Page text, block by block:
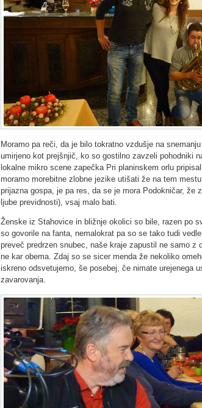
Moramo pa reči, da je bilo tokratno vzdušje na
umirjeno kot prejšnjič, ko so gostilno zavzeli pohodniki
lokalne mikro scene zapečka Pri planinskem orlu
moramo morebitne zlobne jezike utišati že na tem
prijazna gospa, je pa res, da se je mora Podokničar, že
ljube previdnosti), vsaj malo bati.
Ženske iz Stahovice in bližnje okolici so bile, razen po
so govorile na fanta, nemalokrat pa so se tako tudi
preveč predrzen snubec, naše kraje zapustil ne samo
ne kar obema. Zdaj so se sicer menda že nekoliko
iskreno odsvetujemo, še posebej, če nimate urejenega
zavarovanja.